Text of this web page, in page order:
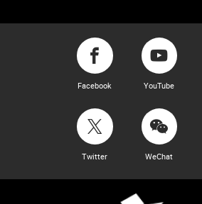
Facebook YouTube
Twitter WeChat